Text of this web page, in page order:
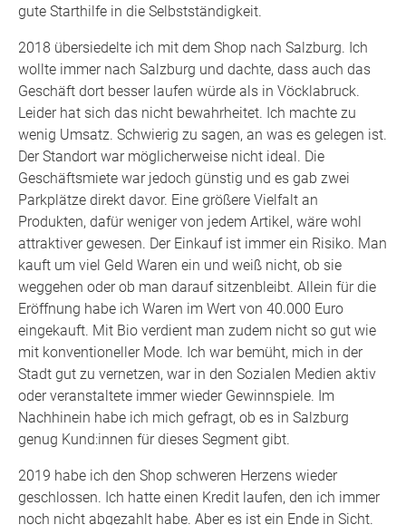
gute Starthilfe in die Selbstständigkeit.
2018 übersiedelte ich mit dem Shop nach Salzburg. Ich
wollte immer nach Salzburg und dachte, dass auch das
Geschäft dort besser laufen würde als in Vöcklabruck.
Leider hat sich das nicht bewahrheitet. Ich machte zu
wenig Umsatz. Schwierig zu sagen, an was es gelegen ist.
Der Standort war möglicherweise nicht ideal. Die
Geschäftsmiete war jedoch günstig und es gab zwei
Parkplätze direkt davor. Eine größere Vielfalt an
Produkten, dafür weniger von jedem Artikel, wäre wohl
attraktiver gewesen. Der Einkauf ist immer ein Risiko. Man
kauft um viel Geld Waren ein und weiß nicht, ob sie
weggehen oder ob man darauf sitzenbleibt. Allein für die
Eröffnung habe ich Waren im Wert von 40.000 Euro
eingekauft. Mit Bio verdient man zudem nicht so gut wie
mit konventioneller Mode. Ich war bemüht, mich in der
Stadt gut zu vernetzen, war in den Sozialen Medien aktiv
oder veranstaltete immer wieder Gewinnspiele. Im
Nachhinein habe ich mich gefragt, ob es in Salzburg
genug Kund:innen für dieses Segment gibt.
2019 habe ich den Shop schweren Herzens wieder
geschlossen. Ich hatte einen Kredit laufen, den ich immer
noch nicht abgezahlt habe. Aber es ist ein Ende in Sicht.